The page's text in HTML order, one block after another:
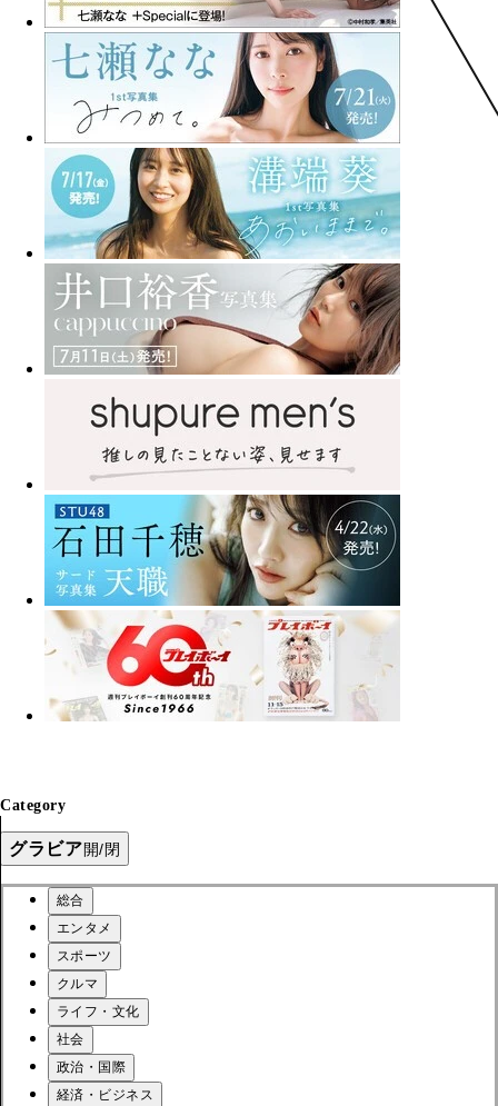
Category
グラビア開/閉
総合
エンタメ
スポーツ
クルマ
ライフ・文化
社会
政治・国際
経済・ビジネス